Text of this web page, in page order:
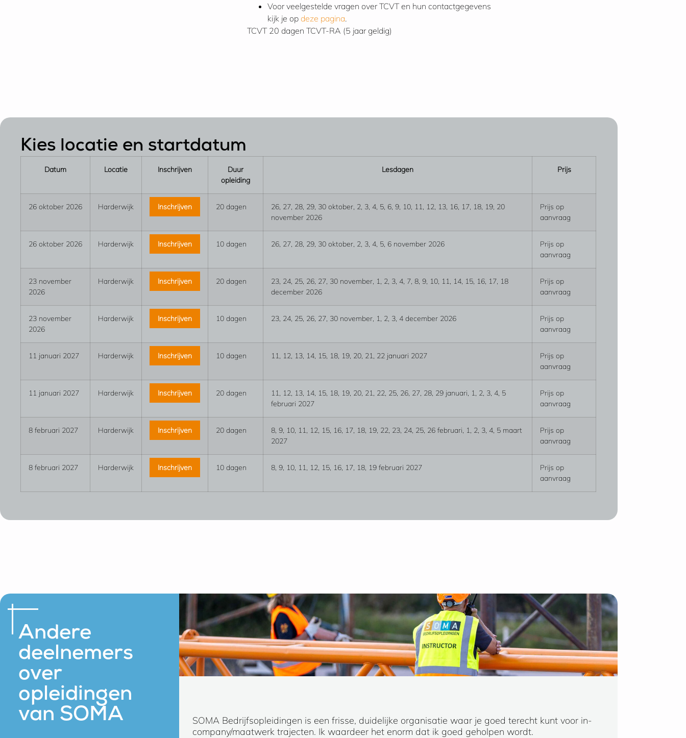
Voor veelgestelde vragen over TCVT en hun contactgegevens
kijk je op deze pagina.
TCVT 20 dagen TCVT-RA (5 jaar geldig)
Kies locatie en startdatum
Datum Locatie Inschrijven
Duur
opleiding
Lesdagen Prijs
26 oktober 2026 Harderwijk Inschrijven 20 dagen
26, 27, 28, 29, 30 oktober, 2, 3, 4, 5, 6, 9, 10, 11, 12, 13, 16, 17, 18, 19, 20
november 2026
Prijs op
aanvraag
26 oktober 2026 Harderwijk Inschrijven 10 dagen 26, 27, 28, 29, 30 oktober, 2, 3, 4, 5, 6 november 2026
Prijs op
aanvraag
23 november
2026
Harderwijk Inschrijven 20 dagen
23, 24, 25, 26, 27, 30 november, 1, 2, 3, 4, 7, 8, 9, 10, 11, 14, 15, 16, 17, 18
december 2026
Prijs op
aanvraag
23 november
2026
Harderwijk Inschrijven 10 dagen 23, 24, 25, 26, 27, 30 november, 1, 2, 3, 4 december 2026
Prijs op
aanvraag
11 januari 2027 Harderwijk Inschrijven 10 dagen 11, 12, 13, 14, 15, 18, 19, 20, 21, 22 januari 2027
Prijs op
aanvraag
11 januari 2027 Harderwijk Inschrijven 20 dagen
11, 12, 13, 14, 15, 18, 19, 20, 21, 22, 25, 26, 27, 28, 29 januari, 1, 2, 3, 4, 5
februari 2027
Prijs op
aanvraag
8 februari 2027 Harderwijk Inschrijven 20 dagen
8, 9, 10, 11, 12, 15, 16, 17, 18, 19, 22, 23, 24, 25, 26 februari, 1, 2, 3, 4, 5 maart
2027
Prijs op
aanvraag
8 februari 2027 Harderwijk Inschrijven 10 dagen 8, 9, 10, 11, 12, 15, 16, 17, 18, 19 februari 2027
Prijs op
aanvraag
Andere
deelnemers
over
opleidingen
van SOMA
SOMA Bedrijfsopleidingen is een frisse, duidelijke organisatie waar je goed terecht kunt voor in-
company/maatwerk trajecten. Ik waardeer het enorm dat ik goed geholpen wordt.